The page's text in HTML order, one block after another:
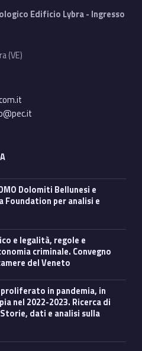
Edificio Lybra - Ingresso
(VE)
Foundation per analisi e
criminale. Convegno
del Veneto
nel 2022-2023. Ricerca di
dati e analisi sulla